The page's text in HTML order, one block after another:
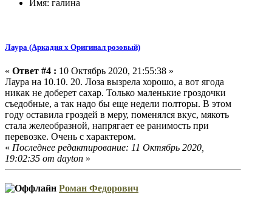
Имя: галина
Лаура (Аркадия х Оригинал розовый)
« Ответ #4 : 10 Октябрь 2020, 21:55:38 »
Лаура на 10.10. 20. Лоза вызрела хорошо, а вот ягода
никак не доберет сахар. Только маленькие гроздочки
съедобные, а так надо бы еще недели полторы. В этом
году оставила гроздей в меру, поменялся вкус, мякоть
стала желеобразной, напрягает ее ранимость при
перевозке. Очень с характером.
« Последнее редактирование: 11 Октябрь 2020,
19:02:35 от dayton »
Роман Федорович